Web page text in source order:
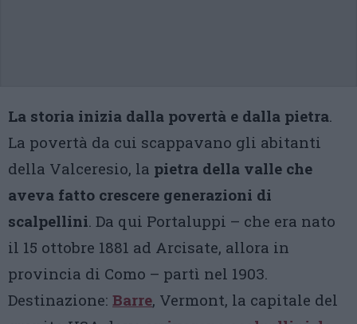
La storia inizia dalla povertà e dalla pietra.
La povertà da cui scappavano gli abitanti
della Valceresio, la pietra della valle che
aveva fatto crescere generazioni di
scalpellini. Da qui Portaluppi – che era nato
il 15 ottobre 1881 ad Arcisate, allora in
provincia di Como – partì nel 1903.
Destinazione: Barre, Vermont, la capitale del